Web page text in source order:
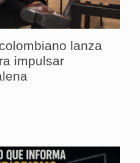
lanza
impulsar